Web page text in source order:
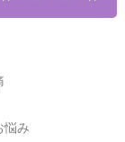
悩み